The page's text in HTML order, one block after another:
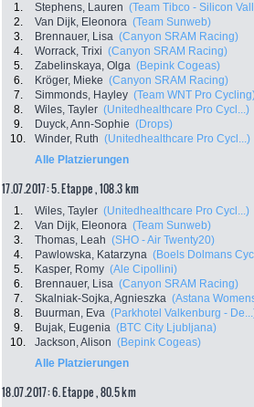
1. Stephens, Lauren (Team Tibco - Silicon
2.
Van Dijk, Eleonora (Team Sunweb)
3.
Brennauer, Lisa (Canyon SRAM Racing)
4.
Worrack, Trixi (Canyon SRAM Racing)
5.
Zabelinskaya, Olga (Bepink Cogeas)
6.
Kröger, Mieke (Canyon SRAM Racing)
7.
Simmonds, Hayley (Team WNT Pro
8.
Wiles, Tayler (Unitedhealthcare Pro Cycl...)
9.
Duyck, Ann-Sophie (Drops)
10.
Winder, Ruth (Unitedhealthcare Pro Cycl...)
Alle Platzierungen
17.07.2017: 5. Etappe , 108.3 km
1. Wiles, Tayler (Unitedhealthcare Pro Cycl...)
2.
Van Dijk, Eleonora (Team Sunweb)
3.
Thomas, Leah (SHO - Air Twenty20)
4.
Pawlowska, Katarzyna (Boels Dolmans
5.
Kasper, Romy (Ale Cipollini)
6.
Brennauer, Lisa (Canyon SRAM Racing)
7.
Skalniak-Sojka, Agnieszka (Astana
8.
Buurman, Eva (Parkhotel Valkenburg -
9.
Bujak, Eugenia (BTC City Ljubljana)
10.
Jackson, Alison (Bepink Cogeas)
Alle Platzierungen
18.07.2017: 6. Etappe , 80.5 km